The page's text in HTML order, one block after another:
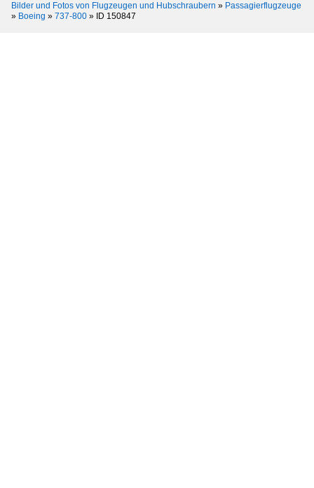
Bilder und Fotos von Flugzeugen und Hubschraubern » Passagierflugzeuge
» Boeing » 737-800 » ID 150847